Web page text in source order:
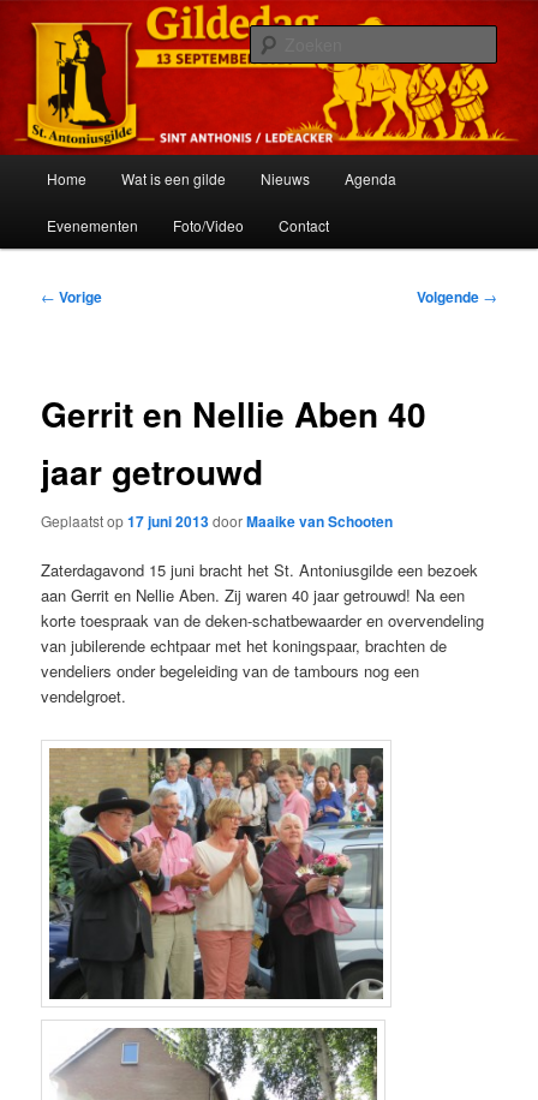
inhoudSt. Antoniusgilde
Het schuttersgilde van St. Anthonis
Home Wat is een gilde Nieuws Agenda
Evenementen Foto/Video Contact
Bericht
← Vorige Volgende →
Gerrit en Nellie Aben 40
jaar getrouwd
Geplaatst op17 juni 2013doorMaaike van Schooten
Zaterdagavond 15 juni bracht het St. Antoniusgilde een bezoek
aan Gerrit en Nellie Aben. Zij waren 40 jaar getrouwd! Na een
korte toespraak van de deken-schatbewaarder en overvendeling
van jubilerende echtpaar met het koningspaar, brachten de
vendeliers onder begeleiding van de tambours nog een
vendelgroet.